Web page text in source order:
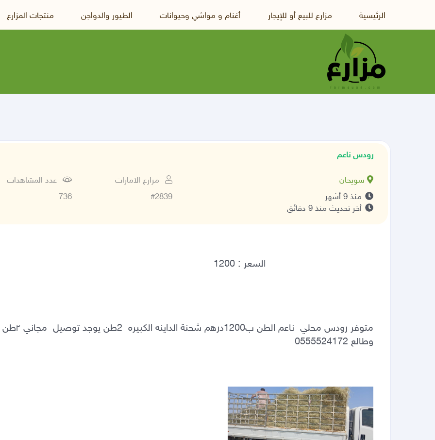
الرئيسية مزارع للبيع أو للإيجار أغنام و مواشي وحيوانات الطيور والدواجن منتجات المزارع
رودس ناعم
سويحان
منذ 9 أشهر
أخر تحديث منذ 9 دقائق
مزارع الامارات
#2839
عدد المشاهدات
736
وطالع 0555524172